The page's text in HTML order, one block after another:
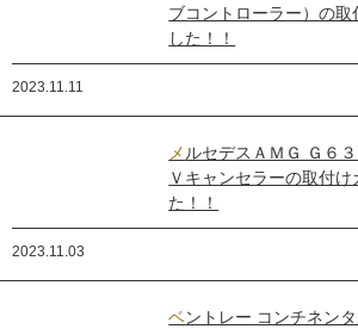
ブコントローラー）の取
した！！
2023.11.11
メルセデスＡＭＧ Ｇ６３にコードテック製Ｔ
Ｖキャンセラーの取付
た！！
2023.11.03
ベントレー コンチネンタルＧＴＣにコードテ